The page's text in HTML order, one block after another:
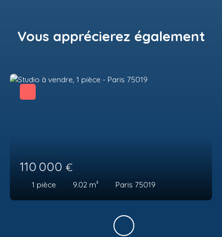
Vous apprécierez également
110 000 €
1 pièce 9.02 m² Paris 75019